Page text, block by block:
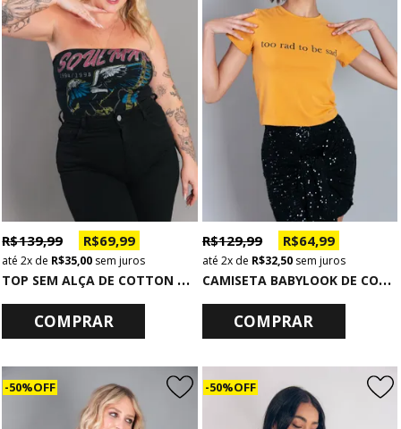
T
OP SEM ALÇA DE COTTON PRETO SOUL MATE
R$ 139,99 R$ 69,99
2x de R$ 35,00 sem juros
COMPRAR
C
AMISETA BABYLOOK DE COTTON OCRE TOO RAD
R$ 129,99 R$ 64,99
2xde R$ 32,50sem juros
COMPRAR
50% OFF 50% OFF